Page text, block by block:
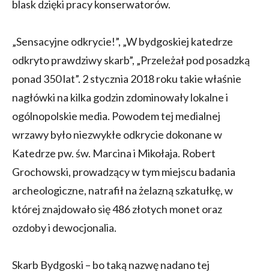
blask dzięki pracy konserwatorów.
„Sensacyjne odkrycie!”, „W bydgoskiej katedrze
odkryto prawdziwy skarb”, „Przeleżał pod posadzką
ponad 350 lat”. 2 stycznia 2018 roku takie właśnie
nagłówki na kilka godzin zdominowały lokalne i
ogólnopolskie media. Powodem tej medialnej
wrzawy było niezwykłe odkrycie dokonane w
Katedrze pw. św. Marcina i Mikołaja. Robert
Grochowski, prowadzący w tym miejscu badania
archeologiczne, natrafił na żelazną szkatułkę, w
której znajdowało się 486 złotych monet oraz
ozdoby i dewocjonalia.
Skarb Bydgoski – bo taką nazwę nadano tej